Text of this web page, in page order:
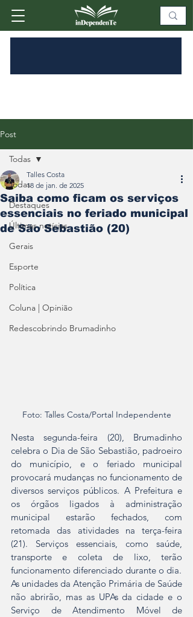
Post
Todas
Destaques
Últimas notícias
Gerais
Esporte
Política
Coluna | Opinião
Redescobrindo Brumadinho
Todas
Saiba como ficam os serviços
essenciais no feriado municipal
de São Sebastião (20)
Talles Costa
18 de jan. de 2025
Foto: Talles Costa/Portal Independente
Nesta segunda-feira (20), Brumadinho
celebra o Dia de São Sebastião, padroeiro
do município, e o feriado municipal
provocará mudanças no funcionamento de
diversos serviços públicos. A Prefeitura e
os órgãos ligados à administração
municipal estarão fechados, com
retomada das atividades na terça-feira
(21). Serviços essenciais, como saúde,
transporte e coleta de lixo, terão
funcionamento diferenciado durante o dia.
As unidades da Atenção Primária de Saúde
não abrirão, mas as UPAs da cidade e o
Serviço de Atendimento Móvel de